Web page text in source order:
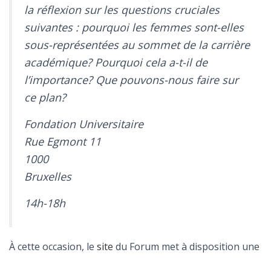
la réflexion sur les questions cruciales
suivantes : pourquoi les femmes sont-elles
sous-représentées au sommet de la carrière
académique? Pourquoi cela a-t-il de
l’importance? Que pouvons-nous faire sur
ce plan?
Fondation Universitaire
Rue Egmont 11
1000
Bruxelles
14h-18h
À cette occasion, le site du Forum met à disposition une